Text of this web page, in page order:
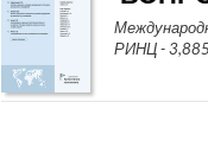
РИНЦ -